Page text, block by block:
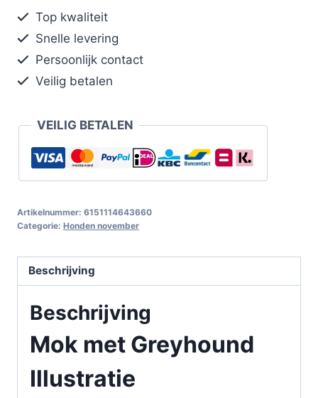
Top kwaliteit
Snelle levering
Persoonlijk contact
Veilig betalen
VEILIG BETALEN
Artikelnummer: 6151114643660
Categorie: Honden november
Beschrijving
Beschrijving
Mok met Greyhound
Illustratie